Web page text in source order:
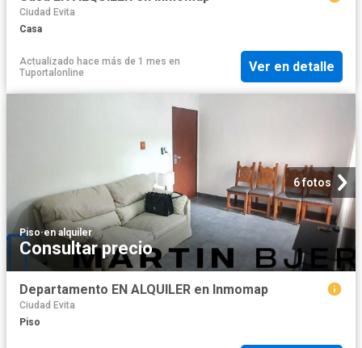
Ciudad Evita
Casa
Actualizado hace más de 1 mes en
Tuportalonline
Ver en detalle
6 fotos
Piso·en alquiler
Consultar precio
Departamento EN ALQUILER en Inmomap
Ciudad Evita
Piso